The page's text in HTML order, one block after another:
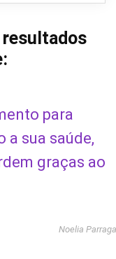
resultados
para
a sua saúde,
graças ao
Noelia Parraga